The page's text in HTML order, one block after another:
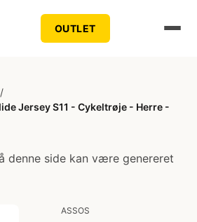
OUTLET
/
Jersey S11 - Cykeltrøje - Herre -
denne side kan være genereret
ASSOS